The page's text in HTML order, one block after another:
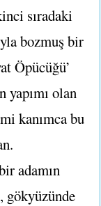
sıradaki
bozmuş bir
Öpücüğü’
yapımı olan
kanımca bu
adamın
gökyüzünde